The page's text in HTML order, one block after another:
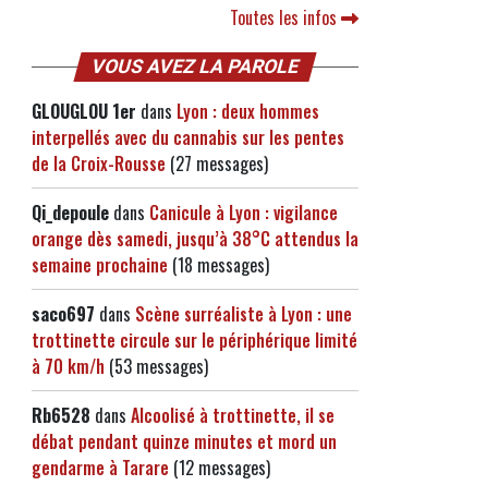
Toutes les infos
VOUS AVEZ LA PAROLE
GLOUGLOU 1er dans Lyon : deux hommes
interpellés avec du cannabis sur les pentes
de la Croix-Rousse (27 messages)
Qi_depoule dans Canicule à Lyon : vigilance
orange dès samedi, jusqu’à 38°C attendus la
semaine prochaine (18 messages)
saco697 dans Scène surréaliste à Lyon : une
trottinette circule sur le périphérique limité
à 70 km/h (53 messages)
Rb6528 dans Alcoolisé à trottinette, il se
débat pendant quinze minutes et mord un
gendarme à Tarare (12 messages)